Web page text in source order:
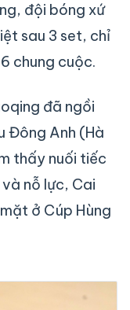
đội bóng xứ
sau 3 set, chỉ
chung cuộc.
đã ngồi
Đông Anh (Hà
thấy nuối tiếc
nỗ lực, Cai
ở Cúp Hùng